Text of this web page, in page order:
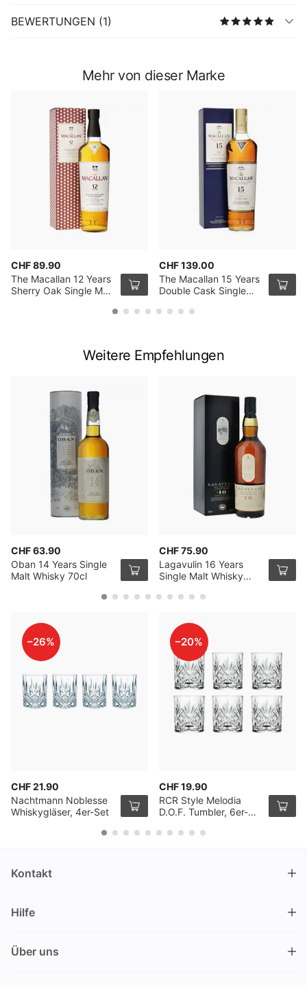
BEWERTUNGEN (1)
Mehr von dieser Marke
CHF 89.90
The Macallan 12 Years
Sherry Oak Single Malt
CHF 139.00
The Macallan 15 Years
Double Cask Single
Weitere Empfehlungen
CHF 63.90
Oban 14 Years Single
Malt Whisky 70cl
CHF 75.90
Lagavulin 16 Years
Single Malt Whisky
–26%
CHF 21.90
Nachtmann Noblesse
Whiskygläser, 4er-Set
–20%
CHF 19.90
RCR Style Melodia
D.O.F. Tumbler, 6er-
Kontakt
Nüschelerstrasse 35
Schweiz
Hilfe
Über uns